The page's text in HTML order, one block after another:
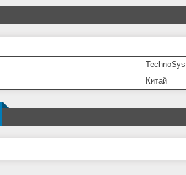
Китай